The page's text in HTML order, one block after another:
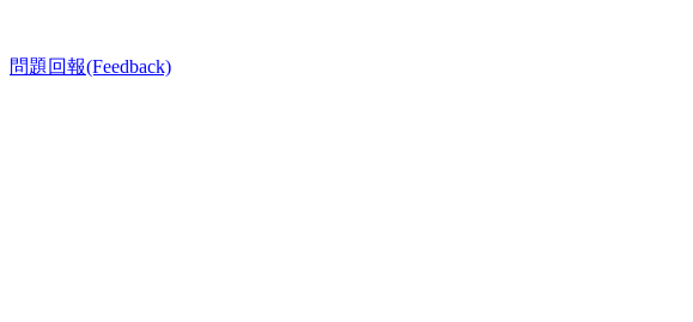
問題回報(Feedback)